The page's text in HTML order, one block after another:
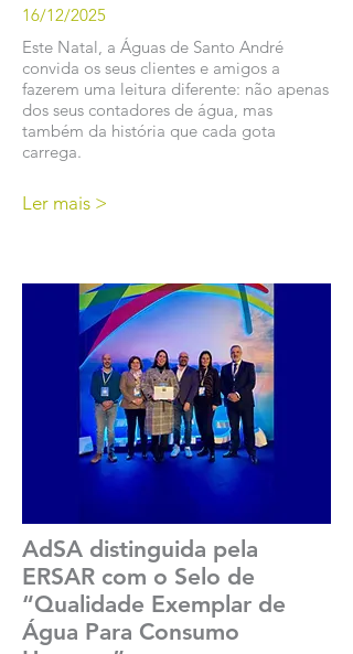
16/12/2025
Este Natal, a Águas de Santo André
convida os seus clientes e amigos a
fazerem uma leitura diferente: não apenas
dos seus contadores de água, mas
também da história que cada gota
carrega.
Ler mais >
AdSA distinguida pela
ERSAR com o Selo de
“Qualidade Exemplar de
Água Para Consumo